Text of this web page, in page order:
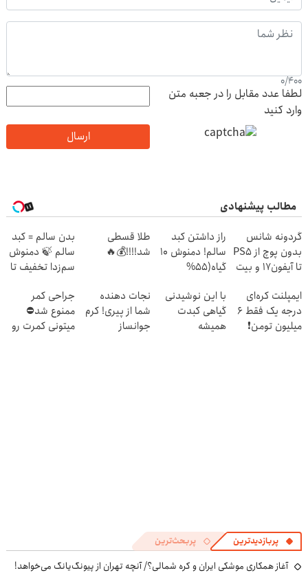
0/400
لطفا عدد مقابل را در جعبه متن
وارد کنید
ارسال
مطالب پیشنهادی
گردونه شانس
بدون پوچ از PS5
تا آیفون17 و بیت
راز داشتن کبد
سالم! دمنوش 10
گیاه(55%
طلا قسطی
شد!!!!💰🔥
بدن سالم = کبد
سالم 🍃 دمنوش
سم‌زدا تخفیف تا
ایمپلنت کره‌ای
درجه یک فقط 6
میلیون تومن❗
با این نوشیدنی
گیاهی کبدت
همیشه
نجات دهنده
شما از پیری! کرم
جوانساز
جراحی کمر
ممنوع شد⛔
میتونی کمرت رو
پربازدیدترین پربحث‌ترین
آغاز همکاری موشکی ایران و کره شمالی؟/ آنچه تهران از پیونگ‌یانگ می‌خواهد!